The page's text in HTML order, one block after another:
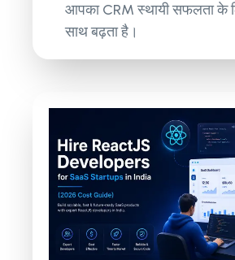
आपका CRM स्थायी सफलता के
साथ बढ़ता है।